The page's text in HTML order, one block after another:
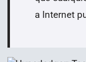
a Internet